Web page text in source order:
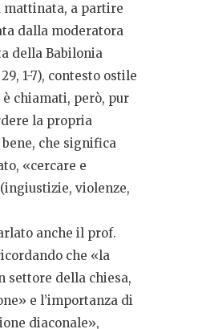
mattinata, a partire
dalla moderatora
della Babilonia
1-7), contesto ostile
chiamati, però, pur
la propria
che significa
«cercare e
violenze,
anche il prof.
che «la
settore della chiesa,
e l’importanza di
diaconale»,